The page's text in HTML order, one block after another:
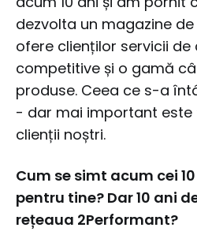
dezvolta un magazine de
ofere clienților servicii
competitive și o gamă
produse. Ceea ce s-a
- dar mai important este
clienții noștri.
Cum se simt acum cei
pentru tine? Dar 10 ani
rețeaua 2Performant?